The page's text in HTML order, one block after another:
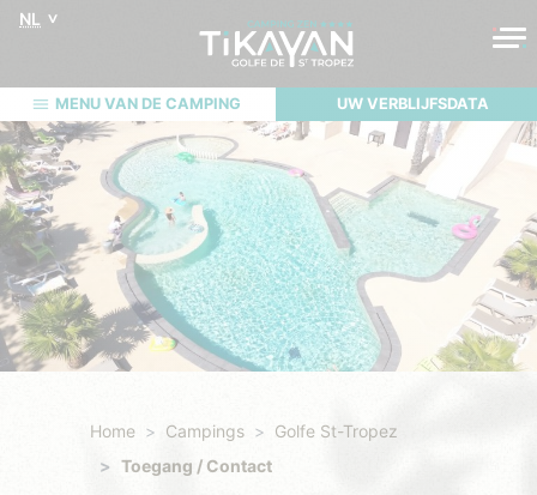
NL
MENU VAN DE CAMPING UW VERBLIJFSDATA
Home Campings
Golfe St-Tropez
Toegang / Contact